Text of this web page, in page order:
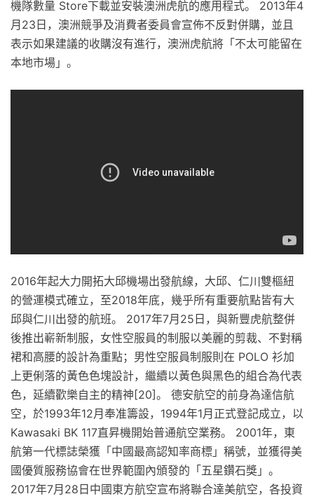
機隊數量 Store下載並安裝澳洲虎航的應用程式。 2013年4
月23日，澳洲競爭及消費者委員會宣佈不反對併購，並且
表示如果建議的收購沒有進行，澳洲虎航將「不太可能留在
本地市場」。
2016年起大力開拓大邱機場出發航線，大邱、仁川雙樞紐
的營運模式確立，至2018年底，幾乎所有重要航點皆有大
邱與仁川出發的航班。 2017年7月25日，與新豐虎航整併
後推出嶄新制服，女性空服員的制服以美麗的剪裁、不對稱
裙和高腰的設計為重點；男性空服員制服則在 POLO 衫加
上更俐落的黃色色塊設計，繼續以黃色與黑色的組合為代表
色，延續歡樂自主的精神[20]。 德安航空的前身為達信航
空，於1993年12月奉准籌設，1994年1月正式登記成立，以
Kawasaki BK 117直昇機開始普通航空業務。 2001年，東
航第一代標誌榮獲「中國最高認知率商標」稱號，並獲得美
國優質服務協會在世界範圍內頒發的「五星鑽石獎」。
2017年7月28日中國東方航空宣布將聯合達美航空，各投資